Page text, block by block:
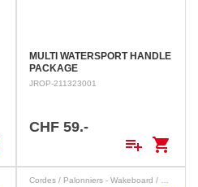
MULTI WATERSPORT HANDLE
PACKAGE
JROP-211323001
CHF 59.-
playlist_add shopping_cart
Cordes / Palonniers - Wakeboard / Wakesurf